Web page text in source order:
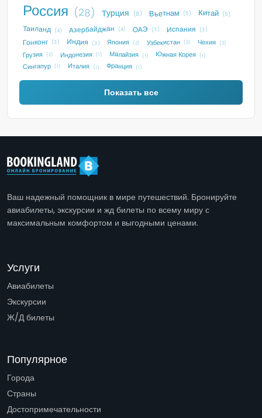
Россия (28) Турция (8) Вьетнам (5) Китай (5)
Таиланд (4) Азербайджан (4) ОАЭ (3) Испания (3)
Гонконг (3) Индия (3) Япония (2) Узбекистан (2) Чехия (2)
Грузия (2) Индонезия (1) Малайзия (1) Южная Корея (1)
Сингапур (1) Италия (1) Франция (1)
Показать все
Ваш надежный помощник в мире путешествий. Бронируйте
авиабилеты, экскурсии и жд билеты по всему миру с
максимальным комфортом и выгодными ценами.
Услуги
Авиабилеты
Экскурсии
Ж/Д билеты
Популярное
Города
Страны
Достопримечательности